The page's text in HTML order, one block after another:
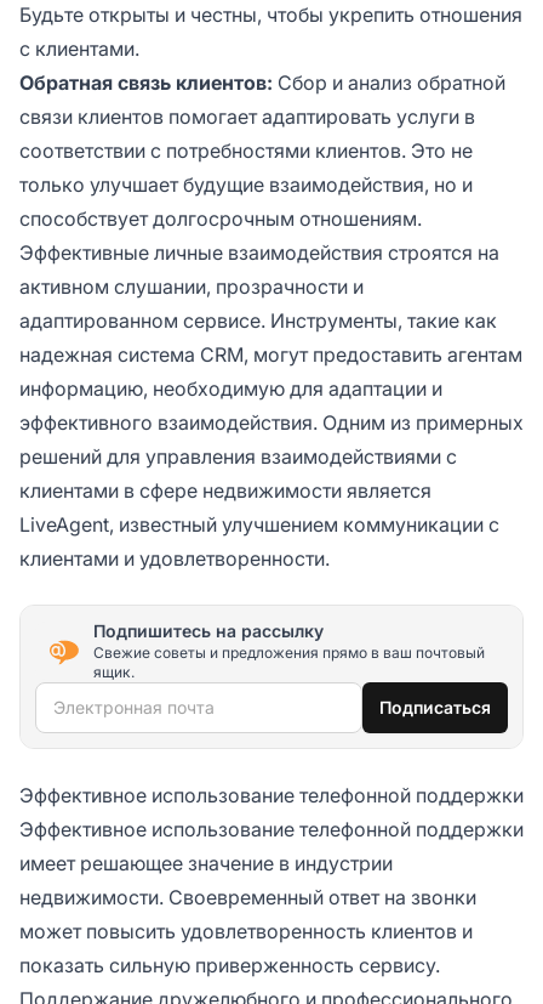
Будьте открыты и честны, чтобы укрепить отношения
с клиентами.
Обратная связь клиентов: Сбор и анализ обратной
связи клиентов помогает адаптировать услуги в
соответствии с потребностями клиентов. Это не
только улучшает будущие взаимодействия, но и
способствует долгосрочным отношениям.
Эффективные личные взаимодействия строятся на
активном слушании, прозрачности и
адаптированном сервисе. Инструменты, такие как
надежная система CRM, могут предоставить агентам
информацию, необходимую для адаптации и
эффективного взаимодействия. Одним из примерных
решений для управления взаимодействиями с
клиентами в сфере недвижимости является
LiveAgent, известный улучшением коммуникации с
клиентами и удовлетворенности.
Подпишитесь на рассылку
Свежие советы и предложения прямо в ваш почтовый
ящик.
Электронная почта Подписаться
Эффективное использование телефонной поддержки
Эффективное использование телефонной поддержки
имеет решающее значение в индустрии
недвижимости. Своевременный ответ на звонки
может повысить удовлетворенность клиентов и
показать сильную приверженность сервису.
Поддержание дружелюбного и профессионального